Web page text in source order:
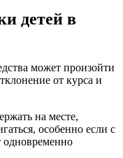
детей в
может произойти
от курса и
на месте,
особенно если с